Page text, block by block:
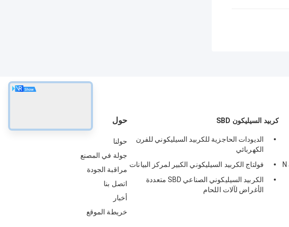
حول
حولنا
جولة في المصنع
مراقبة الجودة
اتصل بنا
أخبار
خريطة الموقع
كربيد السيليكون SBD
الديودات الحاجزية للكربيد السيليكوني للفرن
الكهربائي
فولتاج الكربيد السيليكوني الكبير لمركز البيانات
الكربيد السيليكوني الصناعي SBD متعددة
الأغراض لآلات اللحام